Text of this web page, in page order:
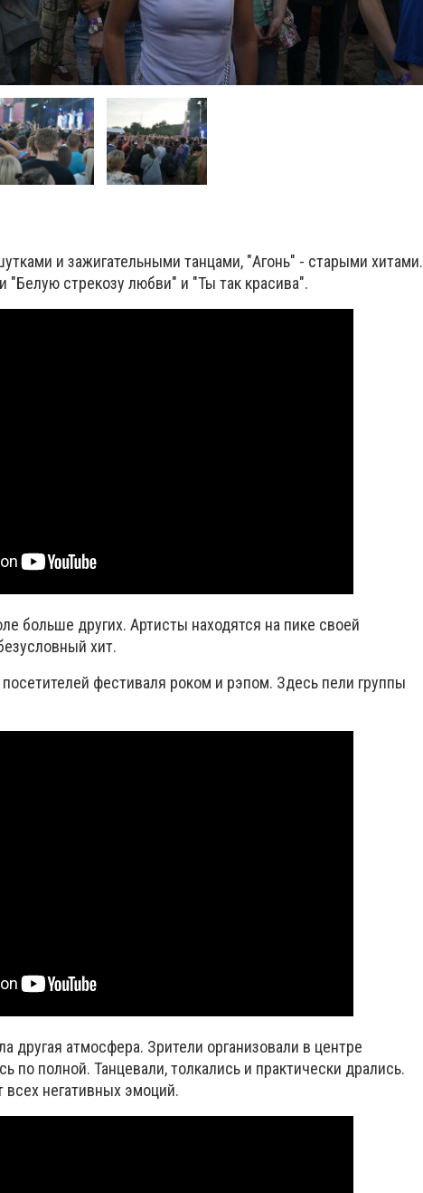
и зажигательными танцами, "Агонь" - старыми хитами.
"Белую стрекозу любви" и "Ты так красива".
больше других. Артисты находятся на пике своей
хит.
фестиваля роком и рэпом. Здесь пели группы
атмосфера. Зрители организовали в центре
по полной. Танцевали, толкались и практически дрались.
всех негативных эмоций.